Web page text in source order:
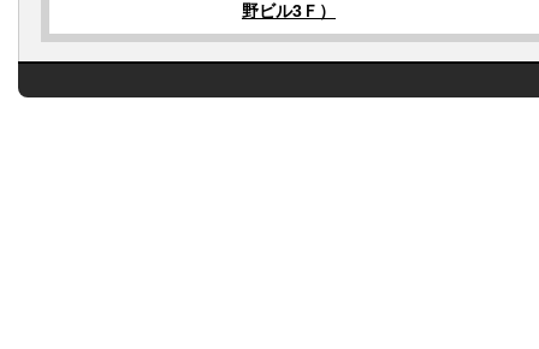
野ビル3Ｆ）